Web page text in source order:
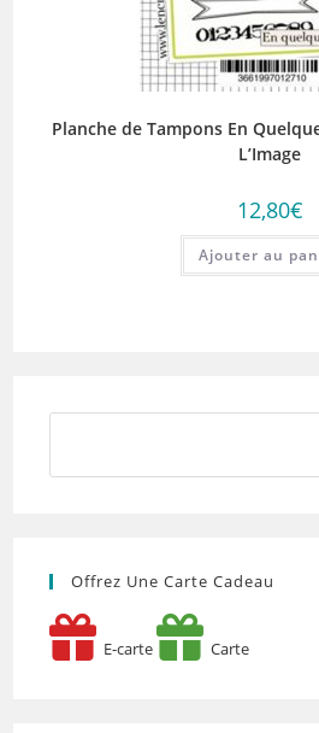
Planche de Tampons En
L’Image
12,80€
Ajouter au
Offrez Une Carte Cadeau
E-carte Carte